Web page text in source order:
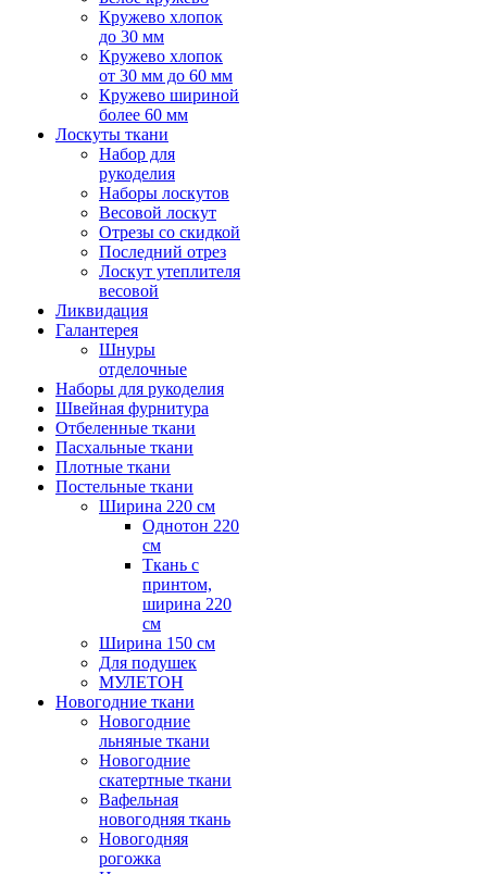
Кружево хлопок
до 30 мм
Кружево хлопок
от 30 мм до 60 мм
Кружево шириной
более 60 мм
Лоскуты ткани
Набор для
рукоделия
Наборы лоскутов
Весовой лоскут
Отрезы со скидкой
Последний отрез
Лоскут утеплителя
весовой
Ликвидация
Галантерея
Шнуры
отделочные
Наборы для рукоделия
Швейная фурнитура
Отбеленные ткани
Пасхальные ткани
Плотные ткани
Постельные ткани
Ширина 220 см
Однотон 220
см
Ткань с
принтом,
ширина 220
см
Ширина 150 см
Для подушек
МУЛЕТОН
Новогодние ткани
Новогодние
льняные ткани
Новогодние
скатертные ткани
Вафельная
новогодняя ткань
Новогодняя
рогожка